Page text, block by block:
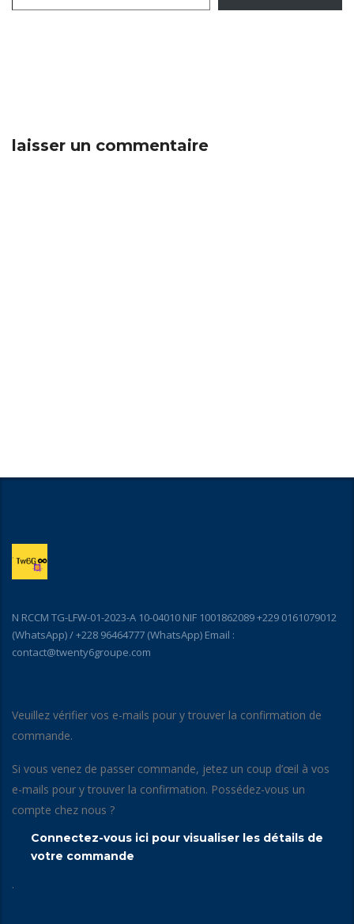
laisser un commentaire
N RCCM TG-LFW-01-2023-A 10-04010 NIF 1001862089 +229 0161079012
(WhatsApp) / +228 96464777 (WhatsApp) Email :
contact@twenty6groupe.com
Veuillez vérifier vos e-mails pour y trouver la confirmation de
commande.
Si vous venez de passer commande, jetez un coup d’œil à vos
e-mails pour y trouver la confirmation. Possédez-vous un
compte chez nous ?
Connectez-vous ici pour visualiser les détails de
votre commande
.